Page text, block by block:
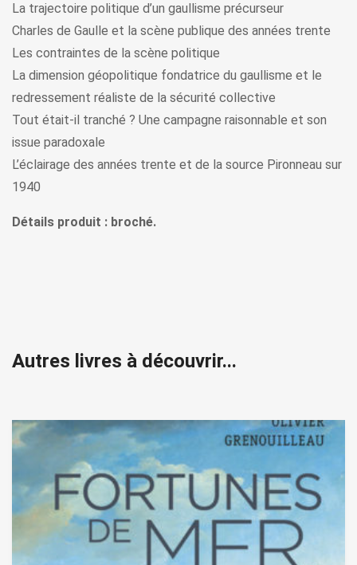
La trajectoire politique d’un gaullisme précurseur
Charles de Gaulle et la scène publique des années trente
Les contraintes de la scène politique
La dimension géopolitique fondatrice du gaullisme et le
redressement réaliste de la sécurité collective
Tout était-il tranché ? Une campagne raisonnable et son
issue paradoxale
L’éclairage des années trente et de la source Pironneau sur
1940
Détails produit : broché.
Autres livres à découvrir...